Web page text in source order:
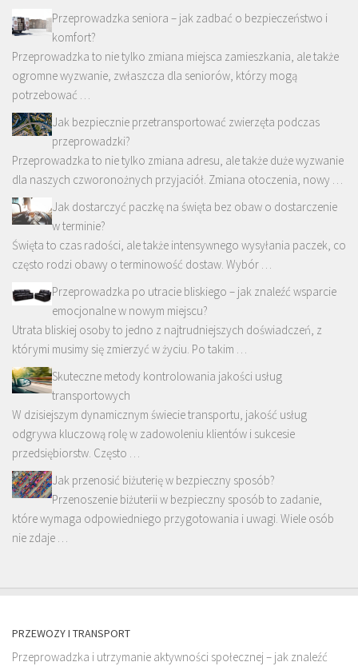
Przeprowadzka seniora – jak zadbać o bezpieczeństwo i
komfort?
Przeprowadzka to nie tylko zmiana miejsca zamieszkania, ale także
ogromne wyzwanie, zwłaszcza dla seniorów, którzy mogą
potrzebować …
Jak bezpiecznie przetransportować zwierzęta podczas
przeprowadzki?
Przeprowadzka to nie tylko zmiana adresu, ale także duże wyzwanie
dla naszych czworonożnych przyjaciół. Zmiana otoczenia, nowy …
Jak dostarczyć paczkę na święta bez obaw o dostarczenie
w terminie?
Święta to czas radości, ale także intensywnego wysyłania paczek, co
często rodzi obawy o terminowość dostaw. Wybór …
Przeprowadzka po utracie bliskiego – jak znaleźć wsparcie
emocjonalne w nowym miejscu?
Utrata bliskiej osoby to jedno z najtrudniejszych doświadczeń, z
którymi musimy się zmierzyć w życiu. Po takim …
Skuteczne metody kontrolowania jakości usług
transportowych
W dzisiejszym dynamicznym świecie transportu, jakość usług
odgrywa kluczową rolę w zadowoleniu klientów i sukcesie
przedsiębiorstw. Często …
Jak przenosić biżuterię w bezpieczny sposób?
Przenoszenie biżuterii w bezpieczny sposób to zadanie,
które wymaga odpowiedniego przygotowania i uwagi. Wiele osób
nie zdaje …
PRZEWOZY I TRANSPORT
Przeprowadzka i utrzymanie aktywności społecznej – jak znaleźć